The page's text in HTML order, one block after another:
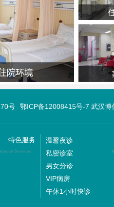
号 鄂ICP备12008415号-7 武汉博
特色服务
Services
温馨夜诊
私密诊室
男女分诊
VIP病房
午休1小时快诊